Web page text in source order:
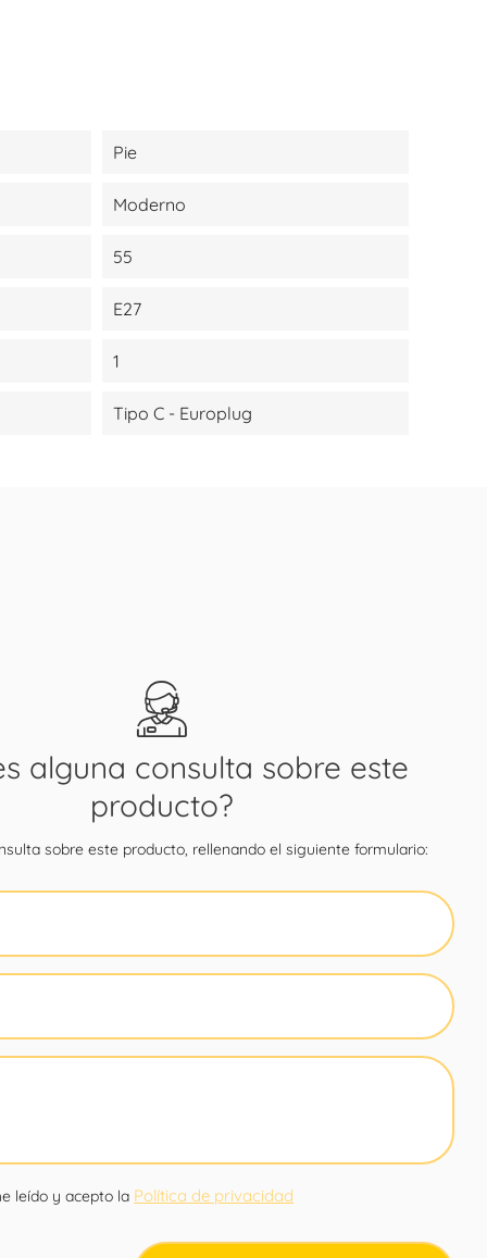
Pie
Moderno
55
E27
1
Tipo C - Europlug
alguna consulta sobre este
producto?
sobre este producto, rellenando el siguiente formulario:
leído y acepto la Política de privacidad